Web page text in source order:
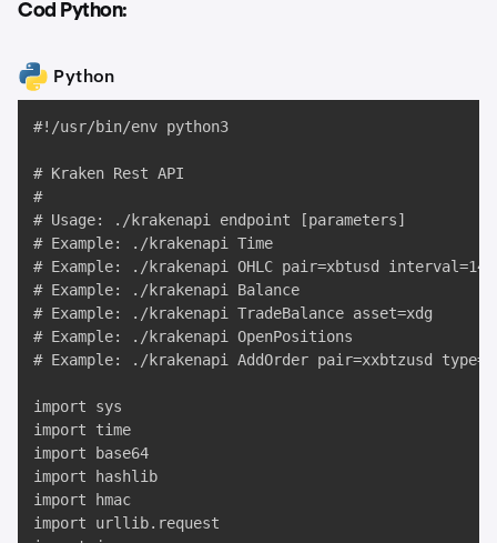
Cod Python:
Python
#!/usr/bin/env python3
# Kraken Rest API
#
# Usage: ./krakenapi endpoint [parameters]
# Example: ./krakenapi Time
# Example: ./krakenapi OHLC pair=xbtusd
# Example: ./krakenapi Balance
# Example: ./krakenapi TradeBalance asset=xdg
# Example: ./krakenapi OpenPositions
# Example: ./krakenapi AddOrder pair=xxbtzusd
import sys
import time
import base64
import hashlib
import hmac
import urllib.request